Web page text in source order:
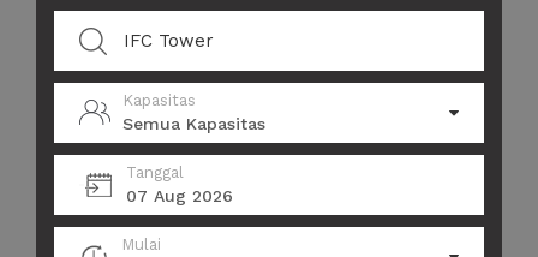
Kapasitas
Semua Kapasitas
Tanggal
07 Aug 2026
Mulai